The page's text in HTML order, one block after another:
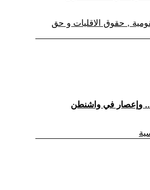
, حقوق الاقليات و حق